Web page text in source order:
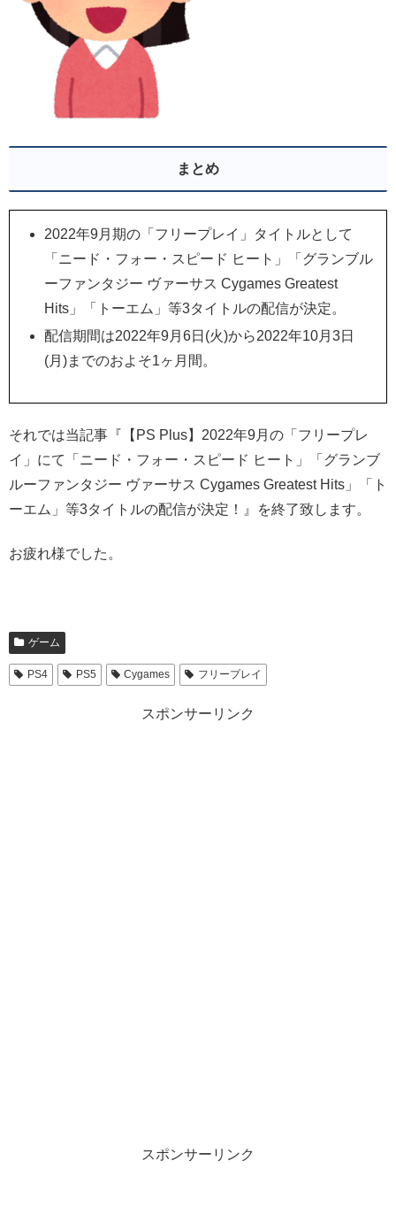
まとめ
2022年9月期の「フリープレイ」タイトルとして
「ニード・フォー・スピード ヒート」「グランブル
ーファンタジー ヴァーサス Cygames Greatest
Hits」「トーエム」等3タイトルの配信が決定。
配信期間は2022年9月6日(火)から2022年10月3日
(月)までのおよそ1ヶ月間。
それでは当記事『【PS Plus】2022年9月の「フリープレ
イ」にて「ニード・フォー・スピード ヒート」「グランブ
ルーファンタジー ヴァーサス Cygames Greatest Hits」「ト
ーエム」等3タイトルの配信が決定！』を終了致します。
お疲れ様でした。
ゲーム
PS4 PS5 Cygames フリープレイ
スポンサーリンク
スポンサーリンク